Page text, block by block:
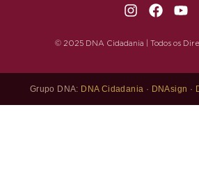
© 2025 DNA Cidadania | Todos os
Grupo DNA: DNA Cidadania · DNAsign ·